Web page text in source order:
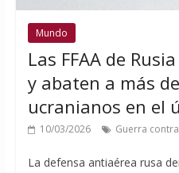
Mundo
Las FFAA de
y abaten a más
ucranianos en el
10/03/2026 Guerra
La defensa antiaérea rusa